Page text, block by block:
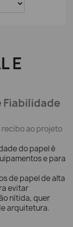
E
Fiabilidade
recibo ao projeto
do papel é
e para
de papel de alta
evitar
nítida, quer
arquitetura.